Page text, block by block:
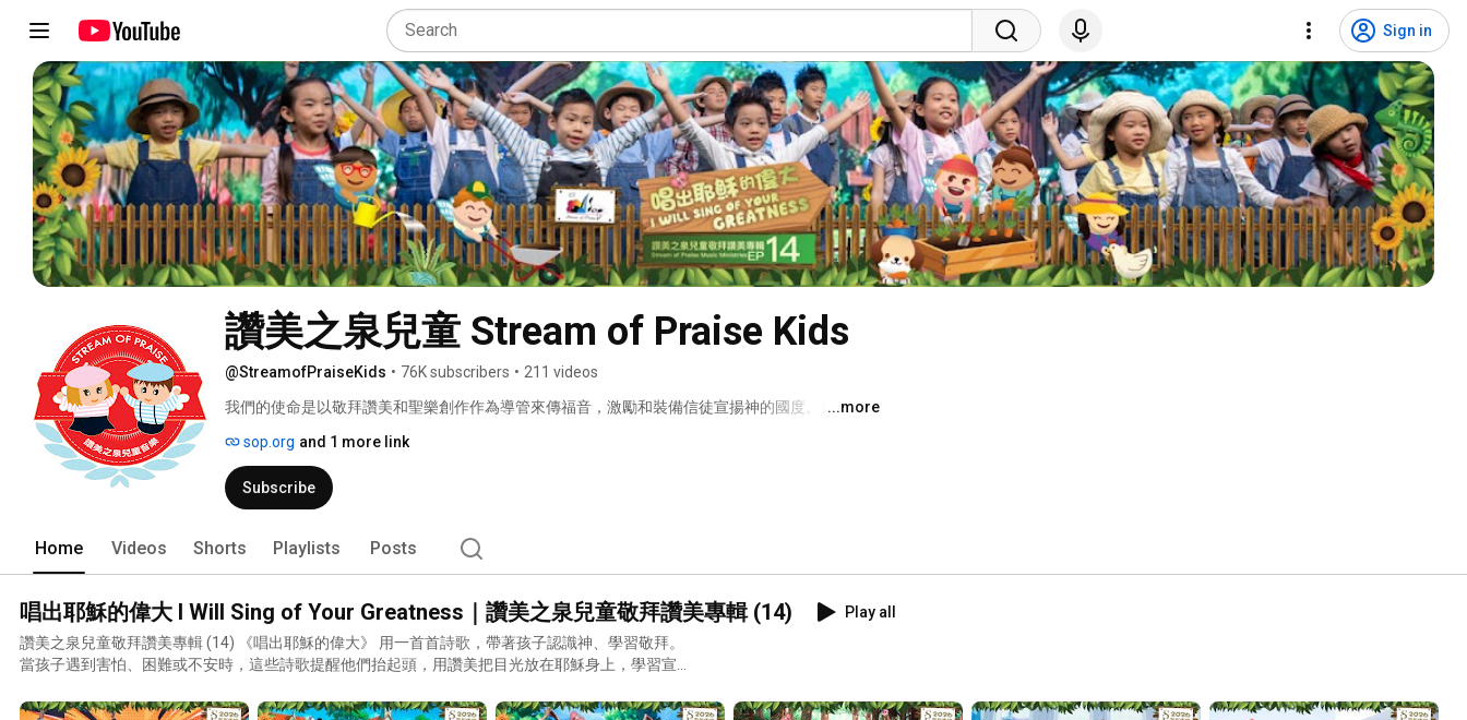
Sign in
讚美之泉兒童 Stream of Praise Kids
@StreamofPraiseKids • 76K subscribers • 211 videos
我們的使命是以敬拜讚美和聖樂創作作為導管來傳福音，激勵和裝備信徒宣揚神的國度。進而賦
神又願意用音樂服事神的年輕一代，看到新的一代我們知道神要大大的使用他們，因此除了沿襲
讚美之泉過去一貫作風的敬拜讚美系列之外，我們正朝向製作一系列屬於新世代的敬拜讚美，對
主耶穌更多的委身是我們的目標。
...more
sop.org and 1 more link
Subscribe
Home Videos Shorts Playlists Posts
唱出耶穌的偉大 I Will Sing of Your Greatness｜讚美之泉兒童敬拜讚美專輯 (14)
Play all
讚美之泉兒童敬拜讚美專輯 (14) 《唱出耶穌的偉大》 用一首首詩歌，帶著孩子認識神、學習敬拜。
當孩子遇到害怕、困難或不安時，這些詩歌提醒他們抬起頭，用讚美把目光放在耶穌身上，學習宣
境中學習向神說話、依靠祂，並經歷祂真實的同在。